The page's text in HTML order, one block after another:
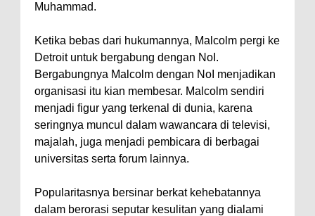
Muhammad.
Ketika bebas dari hukumannya, Malcolm pergi ke
Detroit untuk bergabung dengan NoI.
Bergabungnya Malcolm dengan NoI menjadikan
organisasi itu kian membesar. Malcolm sendiri
menjadi figur yang terkenal di dunia, karena
seringnya muncul dalam wawancara di televisi,
majalah, juga menjadi pembicara di berbagai
universitas serta forum lainnya.
Popularitasnya bersinar berkat kehebatannya
dalam berorasi seputar kesulitan yang dialami